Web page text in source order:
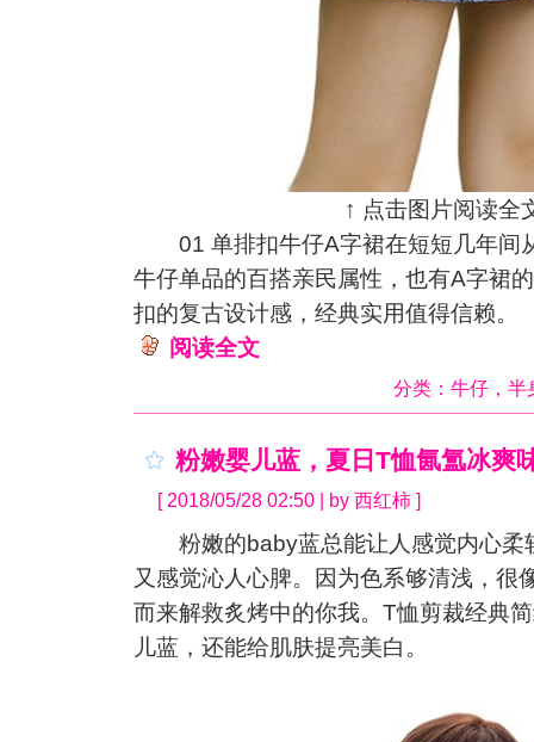
↑ 点击图片阅读全
01 单排扣牛仔A字裙在短短几年间
牛仔单品的百搭亲民属性，也有A字裙
扣的复古设计感，经典实用值得信赖。
阅读全文
分类： 牛仔 ， 半
粉嫩婴儿蓝，夏日T恤氤氲冰爽
[ 2018/05/28 02:50 | by 西红柿 ]
粉嫩的baby蓝总能让人感觉内心柔
又感觉沁人心脾。因为色系够清浅，很
而来解救炙烤中的你我。T恤剪裁经典
儿蓝，还能给肌肤提亮美白。